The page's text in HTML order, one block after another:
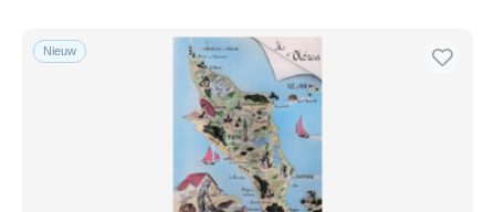
Nieuw